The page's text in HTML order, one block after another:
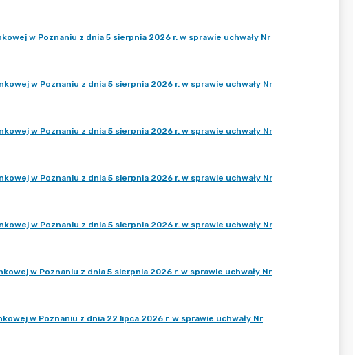
w Poznaniu z dnia 5 sierpnia 2026 r. w sprawie uchwały Nr
w Poznaniu z dnia 5 sierpnia 2026 r. w sprawie uchwały Nr
w Poznaniu z dnia 5 sierpnia 2026 r. w sprawie uchwały Nr
w Poznaniu z dnia 5 sierpnia 2026 r. w sprawie uchwały Nr
w Poznaniu z dnia 5 sierpnia 2026 r. w sprawie uchwały Nr
w Poznaniu z dnia 5 sierpnia 2026 r. w sprawie uchwały Nr
w Poznaniu z dnia 22 lipca 2026 r. w sprawie uchwały Nr